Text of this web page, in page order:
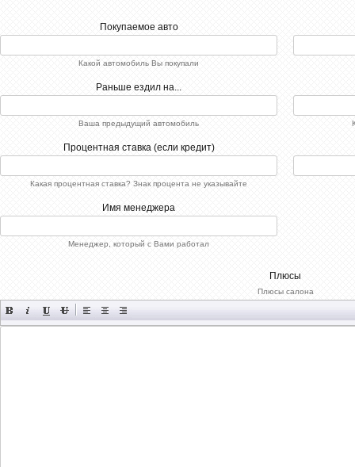
Покупаемое авто
Какой автомобиль Вы покупали
Раньше ездил на...
Ваша предыдущий автомобиль
Процентная ставка (если кредит)
Какая процентная ставка? Знак процента не указывайте
Имя менеджера
Менеджер, который с Вами работал
Плюсы
Плюсы салона